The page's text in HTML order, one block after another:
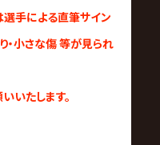
選手による直筆サイン
・小さな傷 等が見られ
いたします。